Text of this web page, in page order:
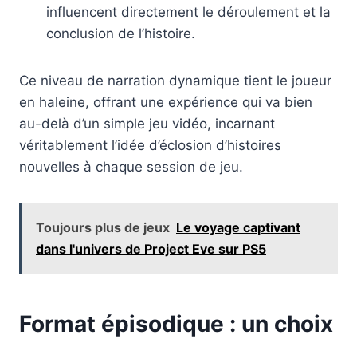
influencent directement le déroulement et la
conclusion de l’histoire.
Ce niveau de narration dynamique tient le joueur
en haleine, offrant une expérience qui va bien
au-delà d’un simple jeu vidéo, incarnant
véritablement l’idée d’éclosion d’histoires
nouvelles à chaque session de jeu.
Toujours plus de jeux Le voyage captivant
dans l'univers de Project Eve sur PS5
Format épisodique : un choix